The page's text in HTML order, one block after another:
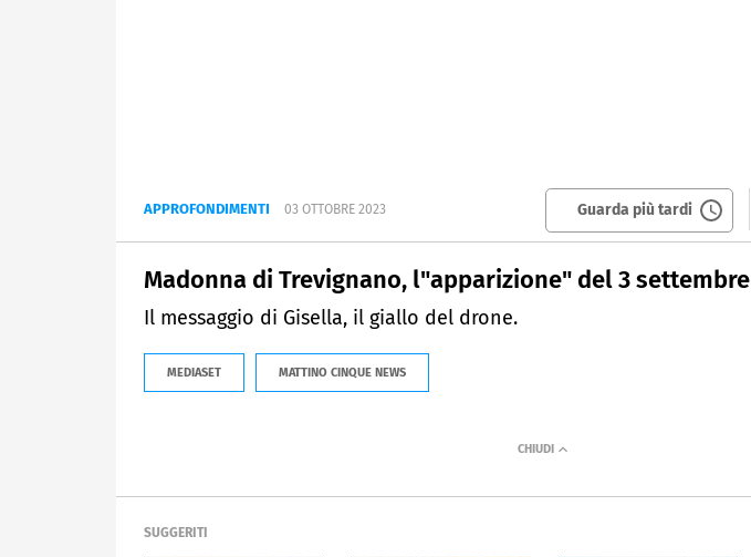
APPROFONDIMENTI 03 OTTOBRE 2023 Guarda più tardi
Madonna di Trevignano, l"apparizione" del 3 settembre
Il messaggio di Gisella, il giallo del drone.
MEDIASET MATTINO CINQUE NEWS
SUGGERITI